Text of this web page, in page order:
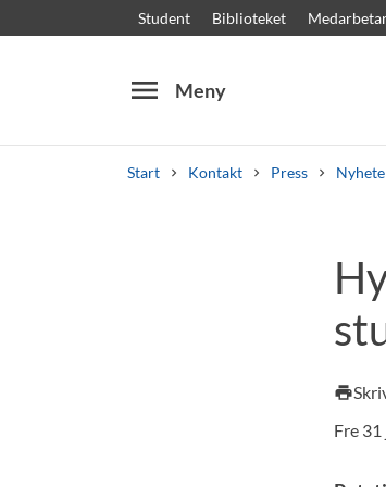
Student Biblioteket
menu Meny
Start Kontakt Press
print
Fre